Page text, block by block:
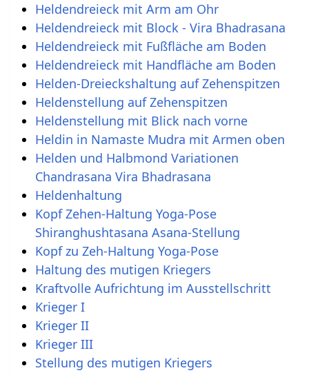
Heldendreieck mit Arm am Ohr
Heldendreieck mit Block - Vira Bhadrasana
Heldendreieck mit Fußfläche am Boden
Heldendreieck mit Handfläche am Boden
Helden-Dreieckshaltung auf Zehenspitzen
Heldenstellung auf Zehenspitzen
Heldenstellung mit Blick nach vorne
Heldin in Namaste Mudra mit Armen oben
Helden und Halbmond Variationen
Chandrasana Vira Bhadrasana
Heldenhaltung
Kopf Zehen-Haltung Yoga-Pose
Shiranghushtasana Asana-Stellung
Kopf zu Zeh-Haltung Yoga-Pose
Haltung des mutigen Kriegers
Kraftvolle Aufrichtung im Ausstellschritt
Krieger I
Krieger II
Krieger III
Stellung des mutigen Kriegers